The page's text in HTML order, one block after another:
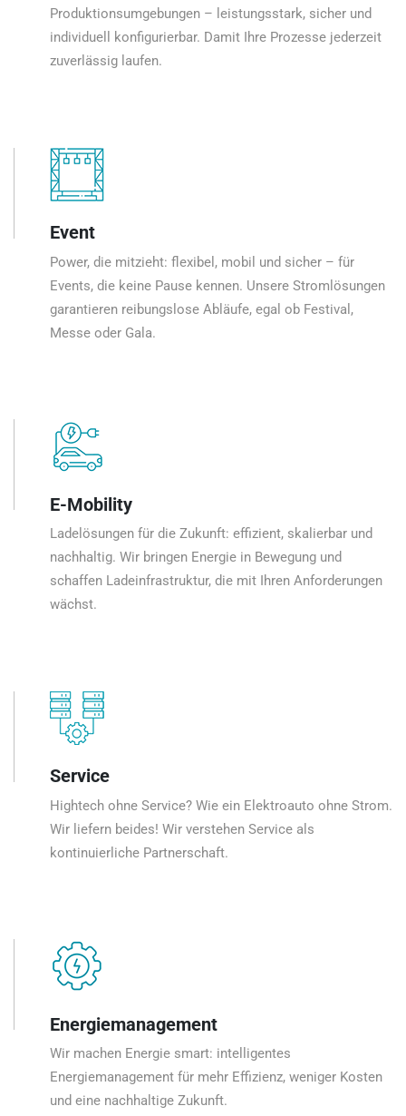
Produktionsumgebungen – leistungsstark, sicher und
individuell konfigurierbar. Damit Ihre Prozesse jederzeit
zuverlässig laufen.
Event
Power, die mitzieht: flexibel, mobil und sicher – für
Events, die keine Pause kennen. Unsere Stromlösungen
garantieren reibungslose Abläufe, egal ob Festival,
Messe oder Gala.
E-Mobility
Ladelösungen für die Zukunft: effizient, skalierbar und
nachhaltig. Wir bringen Energie in Bewegung und
schaffen Ladeinfrastruktur, die mit Ihren Anforderungen
wächst.
Service
Hightech ohne Service? Wie ein Elektroauto ohne Strom.
Wir liefern beides! Wir verstehen Service als
kontinuierliche Partnerschaft.
Energiemanagement
Wir machen Energie smart: intelligentes
Energiemanagement für mehr Effizienz, weniger Kosten
und eine nachhaltige Zukunft.